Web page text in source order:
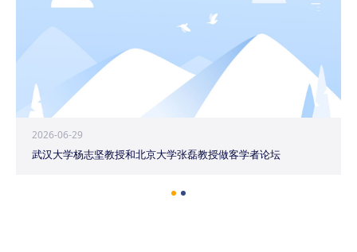
2026-06-29
武汉大学杨志坚教授和北京大学张磊教授做客学者论坛